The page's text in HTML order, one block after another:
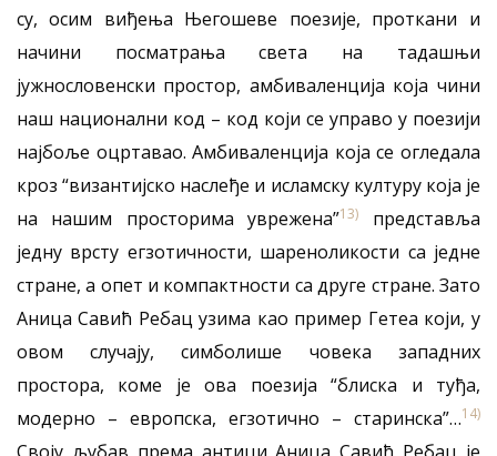
су, осим виђења Његошеве поезије, проткани и
начини посматрања света на тадашњи
јужнословенски простор, амбиваленција која чини
наш национални код – код који се управо у поезији
најбоље оцртавао. Амбиваленција која се огледала
кроз “византијско наслеђе и исламску културу која је
на нашим просторима уврежена”13)
представља
једну врсту егзотичности, шареноликости са једне
стране, а опет и компактности са друге стране. Зато
Аница Савић Ребац узима као пример Гетеа који, у
овом случају, симболише човека западних
простора, коме је ова поезија “блиска и туђа,
модерно – европска, егзотично – старинска”…14)